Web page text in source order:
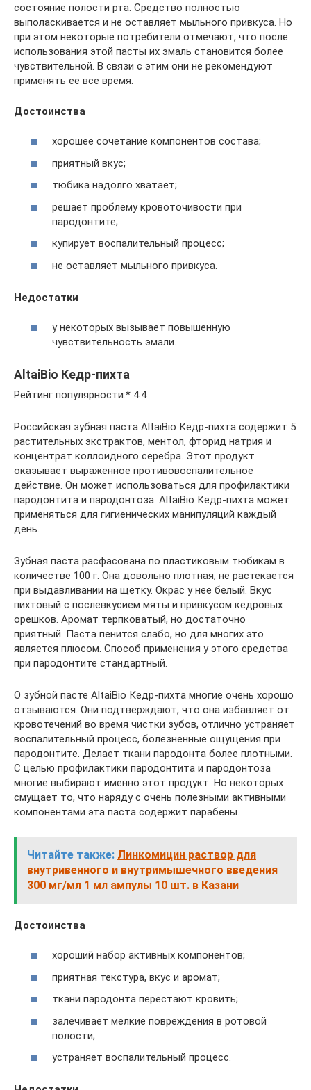
состояние полости рта. Средство полностью
выполаскивается и не оставляет мыльного привкуса. Но
при этом некоторые потребители отмечают, что после
использования этой пасты их эмаль становится более
чувствительной. В связи с этим они не рекомендуют
применять ее все время.
Достоинства
хорошее сочетание компонентов состава;
приятный вкус;
тюбика надолго хватает;
решает проблему кровоточивости при
пародонтите;
купирует воспалительный процесс;
не оставляет мыльного привкуса.
Недостатки
у некоторых вызывает повышенную
чувствительность эмали.
AltaiBio Кедр-пихта
Рейтинг популярности:* 4.4
Российская зубная паста AltaiBio Кедр-пихта содержит 5
растительных экстрактов, ментол, фторид натрия и
концентрат коллоидного серебра. Этот продукт
оказывает выраженное противовоспалительное
действие. Он может использоваться для профилактики
пародонтита и пародонтоза. AltaiBio Кедр-пихта может
применяться для гигиенических манипуляций каждый
день.
Зубная паста расфасована по пластиковым тюбикам в
количестве 100 г. Она довольно плотная, не растекается
при выдавливании на щетку. Окрас у нее белый. Вкус
пихтовый с послевкусием мяты и привкусом кедровых
орешков. Аромат терпковатый, но достаточно
приятный. Паста пенится слабо, но для многих это
является плюсом. Способ применения у этого средства
при пародонтите стандартный.
О зубной пасте AltaiBio Кедр-пихта многие очень хорошо
отзываются. Они подтверждают, что она избавляет от
кровотечений во время чистки зубов, отлично устраняет
воспалительный процесс, болезненные ощущения при
пародонтите. Делает ткани пародонта более плотными.
С целью профилактики пародонтита и пародонтоза
многие выбирают именно этот продукт. Но некоторых
смущает то, что наряду с очень полезными активными
компонентами эта паста содержит парабены.
Читайте также: Линкомицин раствор для
внутривенного и внутримышечного введения
300 мг/мл 1 мл ампулы 10 шт. в Казани
Достоинства
хороший набор активных компонентов;
приятная текстура, вкус и аромат;
ткани пародонта перестают кровить;
залечивает мелкие повреждения в ротовой
полости;
устраняет воспалительный процесс.